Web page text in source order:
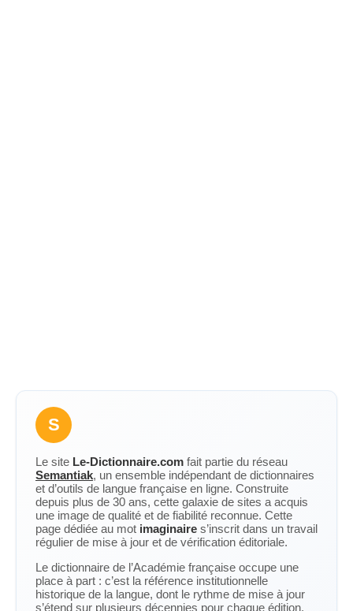
S
Le site Le-Dictionnaire.com fait partie du réseau
Semantiak, un ensemble indépendant de dictionnaires
et d’outils de langue française en ligne. Construite
depuis plus de 30 ans, cette galaxie de sites a acquis
une image de qualité et de fiabilité reconnue. Cette
page dédiée au mot imaginaire s’inscrit dans un travail
régulier de mise à jour et de vérification éditoriale.
Le dictionnaire de l’Académie française occupe une
place à part : c’est la référence institutionnelle
historique de la langue, dont le rythme de mise à jour
s’étend sur plusieurs décennies pour chaque édition.